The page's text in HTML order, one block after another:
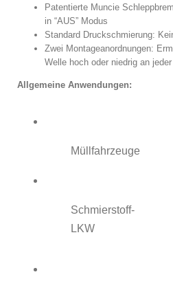
Patentierte Muncie
in “AUS” Modus
Standard Druckschmierung:
Zwei Montageanordnungen:
Welle hoch oder niedrig an
Allgemeine Anwendungen:
Müllfahrzeuge
Schmierstoff-
LKW